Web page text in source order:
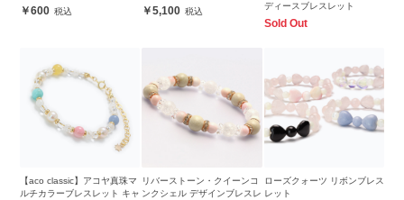
600 5,100
ディースブレスレット
Sold Out
【aco classic】アコヤ真珠マ
ルチカラーブレスレット キャ
リバーストーン・クイーンコ
ンクシェル デザインブレスレ
ローズクォーツ リボンブレス
レット